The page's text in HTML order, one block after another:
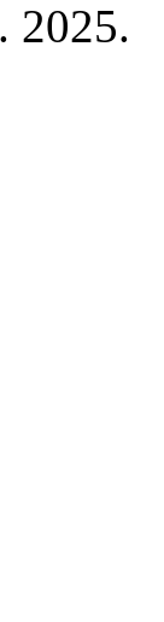
2025.